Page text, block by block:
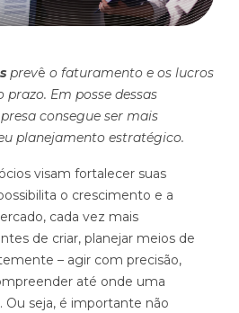
projeção e gestão do fluxo
de caixa baixa e média
o produto
Gratuita
prevê o faturamento e os lucros
Em posse dessas
consegue ser mais
planejamento estratégico.
visam fortalecer suas
o crescimento e a
cada vez mais
de criar, planejar meios de
– agir com precisão,
até onde uma
Ou seja, é importante não